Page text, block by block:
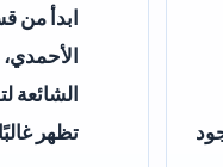
ابدأ من
الشائعة
تظهر